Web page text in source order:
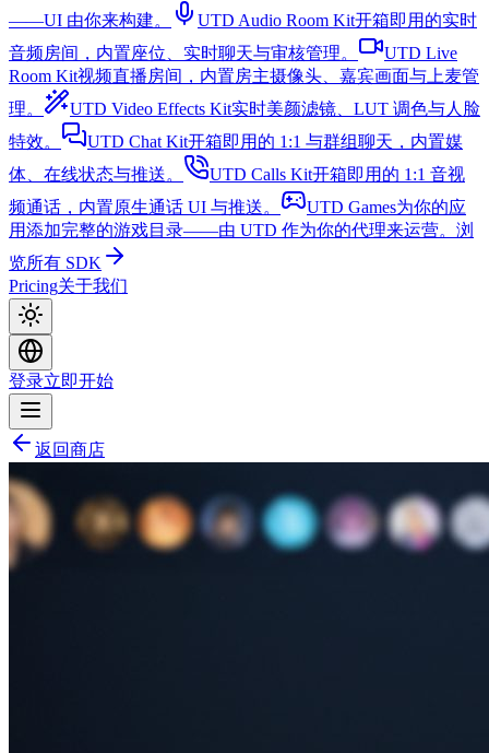
——UI 由你来构建。
UTD Audio Room Kit开箱即用的实时
音频房间，内置座位、实时聊天与审核管理。
UTD Live
Room Kit视频直播房间，内置房主摄像头、嘉宾画面与上麦管
理。
UTD Video Effects Kit实时美颜滤镜、LUT 调色与人脸
特效。
UTD Chat Kit开箱即用的 1:1 与群组聊天，内置媒
体、在线状态与推送。
UTD Calls Kit开箱即用的 1:1 音视
频通话，内置原生通话 UI 与推送。
UTD Games为你的应
用添加完整的游戏目录——由 UTD 作为你的代理来运营。 浏
览所有 SDK
Pricing关于我们
登录立即开始
返回商店